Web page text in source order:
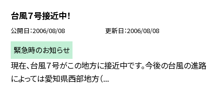
台風７号接近中！
公開日 2006/08/08 更新日 2006/08/08
緊急時のお知らせ
現在、台風７号がこの地方に接近中です。今後の台風の進路
によっては愛知県西部地方（...